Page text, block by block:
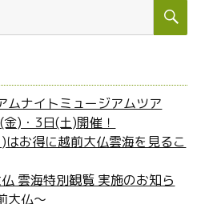
検
ムナイトミュージアムツア
)・3日(土)開催！
お得に越前大仏雲海を見るこ
雲海特別観覧 実施のお知ら
大仏～